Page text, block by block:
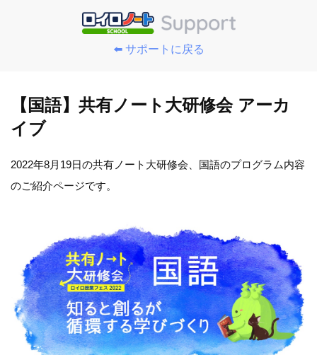
⬅️ サポートに戻る
【国語】共有ノート大研修会 アーカ
イブ
2022年8月19日の共有ノート大研修会、国語のプログラム内容
のご紹介ページです。